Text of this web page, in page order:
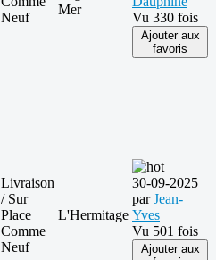
Neuf
Mer
Vu 330 fois
Ajouter aux
favoris
Livraison
/ Sur
Place
Comme
Neuf
L'Hermitage
30-09-2025
parJean-
Yves
Vu 501 fois
Ajouter aux